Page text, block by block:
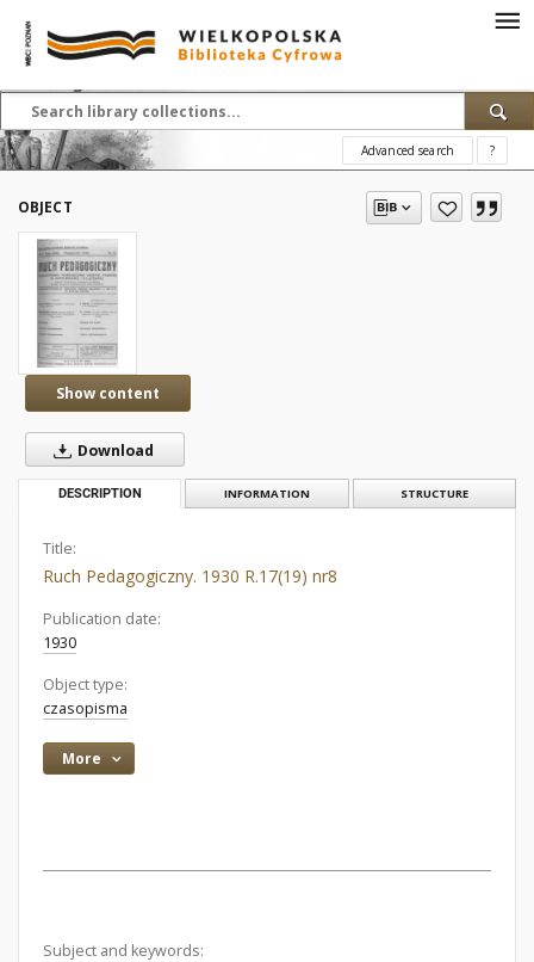
Advanced search ?
OBJECT
Show content
Download
DESCRIPTION INFORMATION STRUCTURE
Title:
Ruch Pedagogiczny. 1930 R.17(19) nr8
Publication date:
1930
Object type:
czasopisma
More
Subject and keywords: